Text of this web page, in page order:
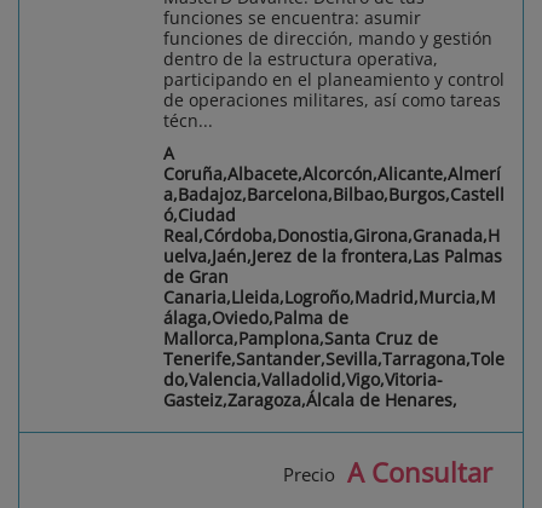
funciones se encuentra: asumir
funciones de dirección, mando y gestión
dentro de la estructura operativa,
participando en el planeamiento y control
de operaciones militares, así como tareas
técn...
A
Coruña,Albacete,Alcorcón,Alicante,Almerí
a,Badajoz,Barcelona,Bilbao,Burgos,Castell
ó,Ciudad
Real,Córdoba,Donostia,Girona,Granada,H
uelva,Jaén,Jerez de la frontera,Las Palmas
de Gran
Canaria,Lleida,Logroño,Madrid,Murcia,M
álaga,Oviedo,Palma de
Mallorca,Pamplona,Santa Cruz de
Tenerife,Santander,Sevilla,Tarragona,Tole
do,Valencia,Valladolid,Vigo,Vitoria-
Gasteiz,Zaragoza,Álcala de Henares,
Precio A Consultar